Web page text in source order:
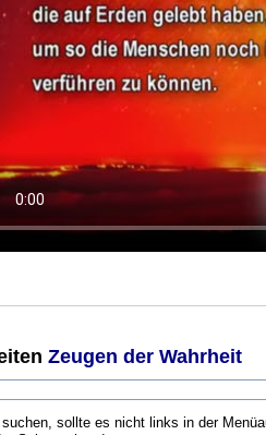
Zeugen der Wahrheit
sollte es nicht links in der